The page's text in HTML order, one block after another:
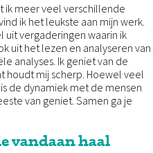
ik meer veel verschillende
ik het leukste aan mijn werk.
uit vergaderingen waarin ik
uit het lezen en analyseren van
analyses. Ik geniet van de
houdt mij scherp. Hoewel veel
de dynamiek met de mensen
van geniet. Samen ga je
vandaan haal